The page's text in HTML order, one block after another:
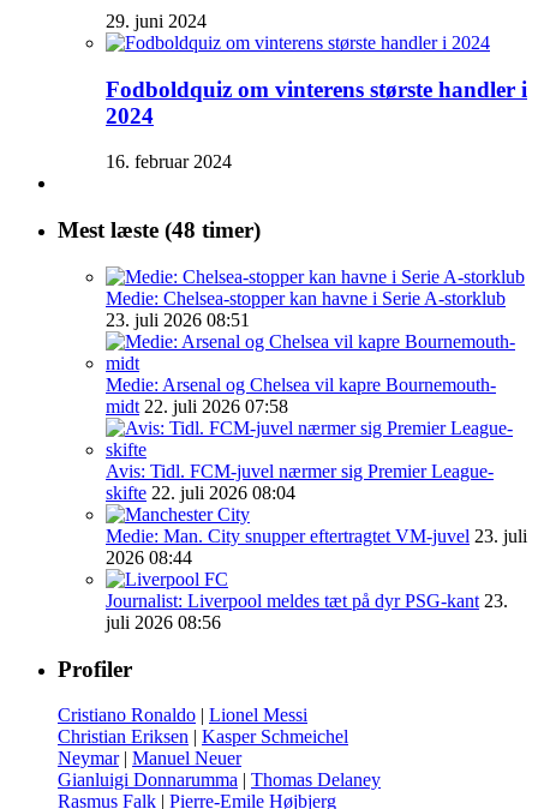
29. juni 2024
Fodboldquiz om vinterens største handler i
2024
16. februar 2024
Mest læste (48 timer)
Medie: Chelsea-stopper kan havne i Serie A-storklub
23. juli 2026 08:51
Medie: Arsenal og Chelsea vil kapre Bournemouth-
midt 22. juli 2026 07:58
Avis: Tidl. FCM-juvel nærmer sig Premier League-
skifte 22. juli 2026 08:04
Medie: Man. City snupper eftertragtet VM-juvel 23. juli
2026 08:44
Journalist: Liverpool meldes tæt på dyr PSG-kant 23.
juli 2026 08:56
Profiler
Cristiano Ronaldo | Lionel Messi
Christian Eriksen | Kasper Schmeichel
Neymar| Manuel Neuer
Gianluigi Donnarumma | Thomas Delaney
Rasmus Falk | Pierre-Emile Højbjerg